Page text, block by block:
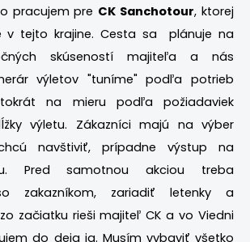
pracujem pre CK Sanchotour, ktorej
v tejto krajine. Cesta sa plánuje na
skúseností majiteľa a nás
výletov "tuníme" podľa potrieb
na mieru podľa požiadaviek
výletu. Zákazníci majú na výber
navštiviť, prípadne výstup na
Pred samotnou akciou treba
zakazníkom, zariadiť letenky a
začiatku rieši majiteľ CK a vo Viedni
do deja ja. Musím vybaviť všetko